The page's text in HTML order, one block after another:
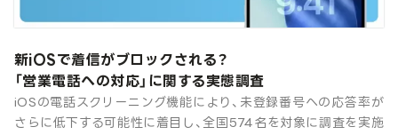
新iOSで着信がブロックされる？
「営業電話への対応」に関する実態調査
iOSの電話スクリーニング機能により、未登録番号への応答率が
さらに低下する可能性に着目し、全国574名を対象に調査を実施